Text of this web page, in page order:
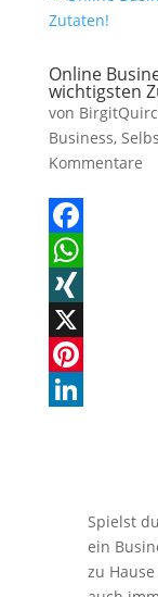
k
p
t
r
e
s
t
n
e
d
I
n
Online
wichtigsten
von
Business,
Kommentare
F
a
e
b
W
h
a
X
N
X
P
Spielst
ein
zu